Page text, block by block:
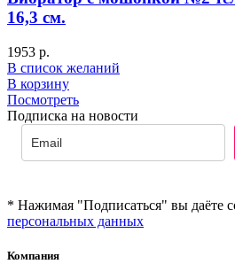
16,3 см.
1953 р.
В список желаний
В корзину
Посмотреть
Подписка на новости
* Нажимая "Подписаться" вы даёте
персональных данных
Компания